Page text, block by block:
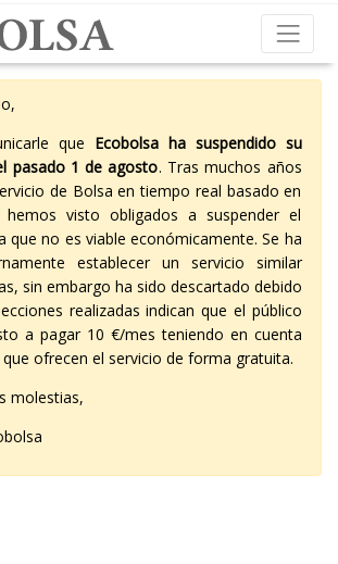
que Ecobolsa ha suspendido su
pasado 1 de agosto. Tras muchos años
de Bolsa en tiempo real basado en
hemos visto obligados a suspender el
que no es viable económicamente. Se ha
establecer un servicio similar
sin embargo ha sido descartado debido
realizadas indican que el público
a pagar 10 €/mes teniendo en cuenta
ofrecen el servicio de forma gratuita.
molestias,